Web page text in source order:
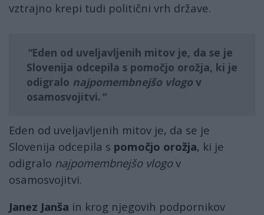
vztrajno krepi tudi politični vrh države.
Eden od uveljavljenih mitov je, da se je
Slovenija odcepila s pomočjo orožja, ki je
odigralo najpomembnejšo vlogo v
osamosvojitvi.
Eden od uveljavljenih mitov je, da se je
Slovenija odcepila s pomočjo orožja, ki je
odigralo najpomembnejšo vlogov
osamosvojitvi.
Janez Janša in krog njegovih podpornikov